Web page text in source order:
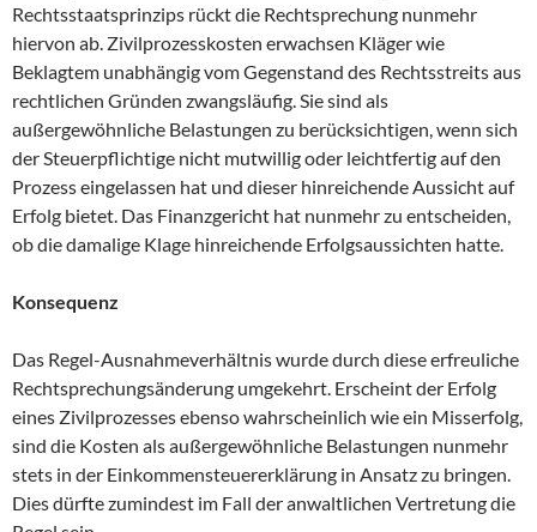
Rechtsstaatsprinzips rückt die Rechtsprechung nunmehr
hiervon ab. Zivilprozesskosten erwachsen Kläger wie
Beklagtem unabhängig vom Gegenstand des Rechtsstreits aus
rechtlichen Gründen zwangsläufig. Sie sind als
außergewöhnliche Belastungen zu berücksichtigen, wenn sich
der Steuerpflichtige nicht mutwillig oder leichtfertig auf den
Prozess eingelassen hat und dieser hinreichende Aussicht auf
Erfolg bietet. Das Finanzgericht hat nunmehr zu entscheiden,
ob die damalige Klage hinreichende Erfolgsaussichten hatte.
Konsequenz
Das Regel-Ausnahmeverhältnis wurde durch diese erfreuliche
Rechtsprechungsänderung umgekehrt. Erscheint der Erfolg
eines Zivilprozesses ebenso wahrscheinlich wie ein Misserfolg,
sind die Kosten als außergewöhnliche Belastungen nunmehr
stets in der Einkommensteuererklärung in Ansatz zu bringen.
Dies dürfte zumindest im Fall der anwaltlichen Vertretung die